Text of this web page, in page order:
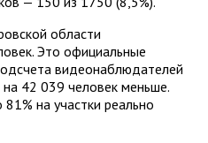
области
Это официальные
видеонаблюдателей
42 039 человек меньше.
на участки реально